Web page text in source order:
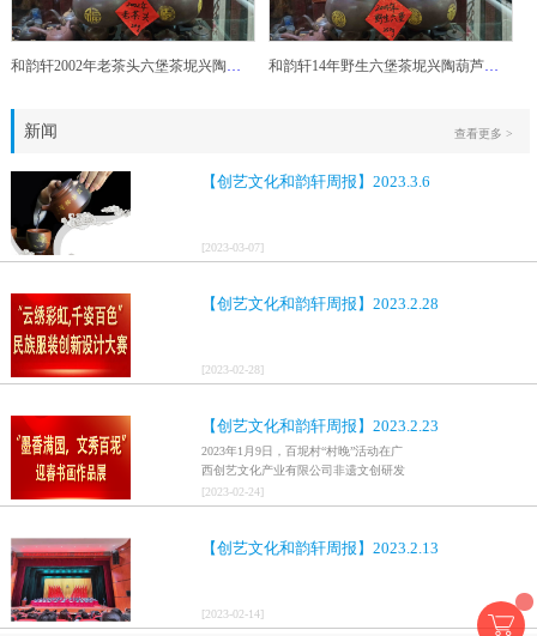
和韵轩2002年老茶头六堡茶坭兴陶葫芦茶罐 和韵轩14年野生六堡茶坭兴陶葫芦茶罐
新闻
【创艺文化和韵轩周报】2023.3.6
[2023-03-07]
【创艺文化和韵轩周报】2023.2.28
[2023-02-28]
【创艺文化和韵轩周报】2023.2.23
2023年1月9日，百坭村“村晚”活动在广
西创艺文化产业有限公司非遗文创研发
基地、百色市乐业县百坭壮族织布技艺
传承创意基地正式开启，活动紧扣“启航
村特色设计舞美，突出乡村文艺新体
[2023-02-24]
【创艺文化和韵轩周报】2023.2.13
[2023-02-14]
查看更多 >